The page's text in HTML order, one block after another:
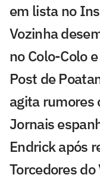
em lista no
Vozinha
no Colo-Colo
Post de
agita rumores
Jornais
Endrick após
Torcedores